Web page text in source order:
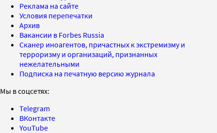
Реклама на сайте
Условия перепечатки
Архив
Вакансии в Forbes Russia
Сканер иноагентов, причастных к экстремизму и
терроризму и организаций, признанных
нежелательными
Подписка на печатную версию журнала
Мы в соцсетях:
Telegram
ВКонтакте
YouTube